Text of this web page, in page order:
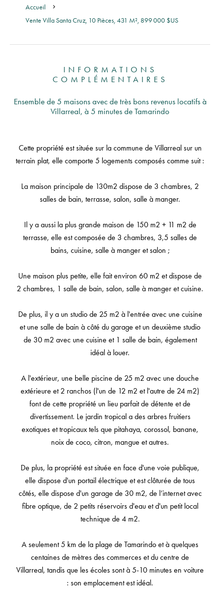
Accueil
Vente Villa Santa Cruz, 10 Pièces, 431 M², 899 000 $US
INFORMATIONS
COMPLÉMENTAIRES
Ensemble de 5 maisons avec de très bons revenus locatifs à
Villarreal, à 5 minutes de Tamarindo
Cette propriété est située sur la commune de Villarreal sur un
terrain plat, elle comporte 5 logements composés comme suit :
La maison principale de 130m2 dispose de 3 chambres, 2
salles de bain, terrasse, salon, salle à manger.
Il y a aussi la plus grande maison de 150 m2 + 11 m2 de
terrasse, elle est composée de 3 chambres, 3,5 salles de
bains, cuisine, salle à manger et salon ;
Une maison plus petite, elle fait environ 60 m2 et dispose de
2 chambres, 1 salle de bain, salon, salle à manger et cuisine.
De plus, il y a un studio de 25 m2 à l'entrée avec une cuisine
et une salle de bain à côté du garage et un deuxième studio
de 30 m2 avec une cuisine et 1 salle de bain, également
idéal à louer.
A l'extérieur, une belle piscine de 25 m2 avec une douche
extérieure et 2 ranchos (l'un de 12 m2 et l'autre de 24 m2)
font de cette propriété un lieu parfait de détente et de
divertissement. Le jardin tropical a des arbres fruitiers
exotiques et tropicaux tels que pitahaya, corossol, banane,
noix de coco, citron, mangue et autres.
De plus, la propriété est située en face d'une voie publique,
elle dispose d'un portail électrique et est clôturée de tous
côtés, elle dispose d'un garage de 30 m2, de l’internet avec
fibre optique, de 2 petits réservoirs d'eau et d'un petit local
technique de 4 m2.
A seulement 5 km de la plage de Tamarindo et à quelques
centaines de mètres des commerces et du centre de
Villarreal, tandis que les écoles sont à 5-10 minutes en voiture
: son emplacement est idéal.